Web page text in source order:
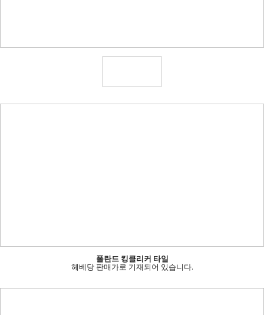
폴란드 킹클리커 타일
헤베당 판매가로 기재되어 있습니다.